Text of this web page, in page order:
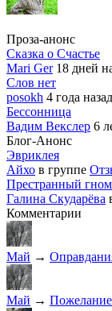
Проза-анонс
Сказка о Счастье
Mari Ger 18 дней
Слов нет
posokh 4 года назад
Бессонница
Вадим Векслер 6
Блог-Анонс
Эвриклея
Айхо в группе
Престранный гном
Галина Скударёва
Комментарии
Май →
Май → Пожелание